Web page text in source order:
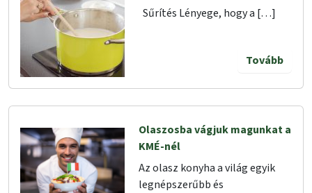
Sűrítés Lényege, hogy a […]
Tovább
Olaszosba vágjuk magunkat a
KMÉ-nél
Az olasz konyha a világ egyik
legnépszerűbb és